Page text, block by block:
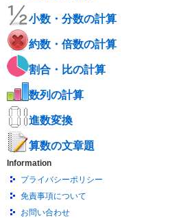
小数・分数の計算
約数・倍数の計算
割合・比の計算
数列の計算
進数変換
算数の文章題
Information
プライバシーポリシー
免責事項について
お問い合わせ